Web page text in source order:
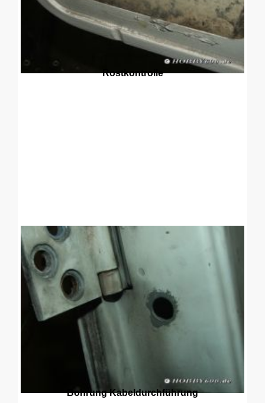
Rostkontrolle
Bohrung Kabeldurchführung